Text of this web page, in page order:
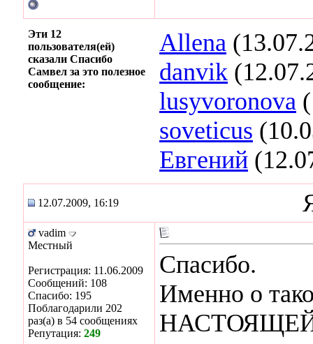
Эти 12
пользователя(ей)
сказали Спасибо
Самвел за это полезное
сообщение:
Allena
danvik
lusyvoronova
soveticus
Евгений
12.07.2009, 16:19
vadim
Местный
Регистрация: 11.06.2009
Сообщений: 108
Спасибо: 195
Поблагодарили 202
раз(а) в 54 сообщениях
Репутация: 249
Спасибо.
Именно о